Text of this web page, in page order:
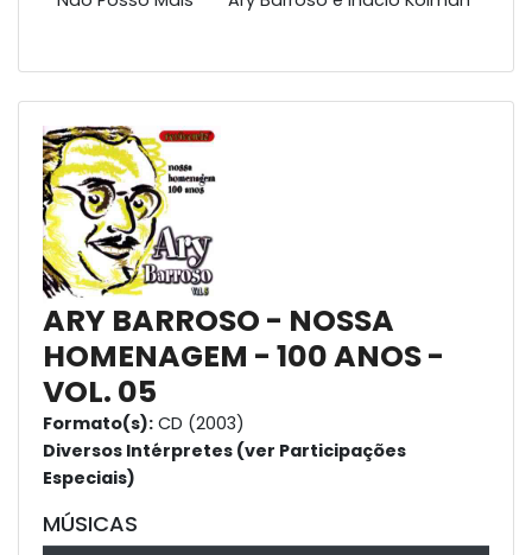
ARY BARROSO - NOSSA
HOMENAGEM - 100 ANOS -
VOL. 05
Formato(s): CD (2003)
Diversos Intérpretes (ver Participações
Especiais)
MÚSICAS